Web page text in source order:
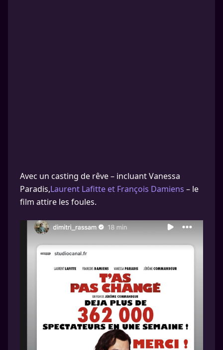
Avec un casting de rêve – incluant Vanessa
Paradis,Laurent Lafitte et François Damiens – le
film attire les foules.